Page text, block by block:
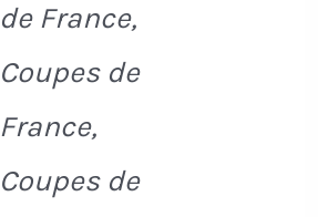
de France,
Coupes de
France,
Coupes de